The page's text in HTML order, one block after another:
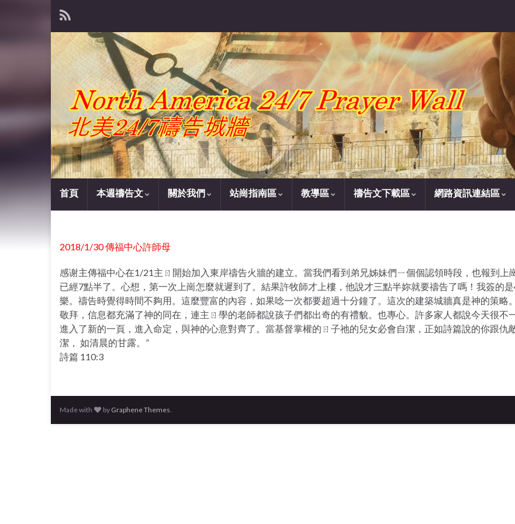
首頁 本週禱告文 關於我們 站崗指南區 教導區 禱告文下載區 網路資訊連結區
2018/1/30 傳福中心許師母
感谢主傳福中心在1/21主ㄖ開始加入東岸禱告火牆的建立。當我們看到弟兄姊妹們ㄧ個個認領時段，也報到
已經7點半了。心想，第一次上崗怎麼就遲到了。結果許牧師才上樓，他說才三點半妳就要禱告了嗎！我簽的
樂。禱告時覺得時間不夠用。這麼豐富的內容，如果唸一次都要超過十分鐘了。這次的建築城牆真是神的策
敬拜，信息都充滿了神的同在，連主ㄖ學的老師都說孩子們都出奇的有禮貌。也專心。許多家人都說今天很不
進入了新的一頁，進入命定，與神的心意對齊了。當基督掌權的ㄖ子祂的兒女必會自潔，正如詩篇說的你跟仇
潔， 如清晨的甘露。”
詩篇 110:3
Made with by Graphene Themes.